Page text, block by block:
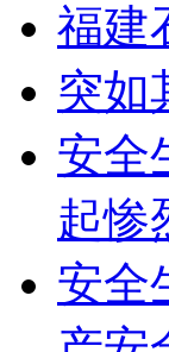
福建
突如
安全
起惨
安全